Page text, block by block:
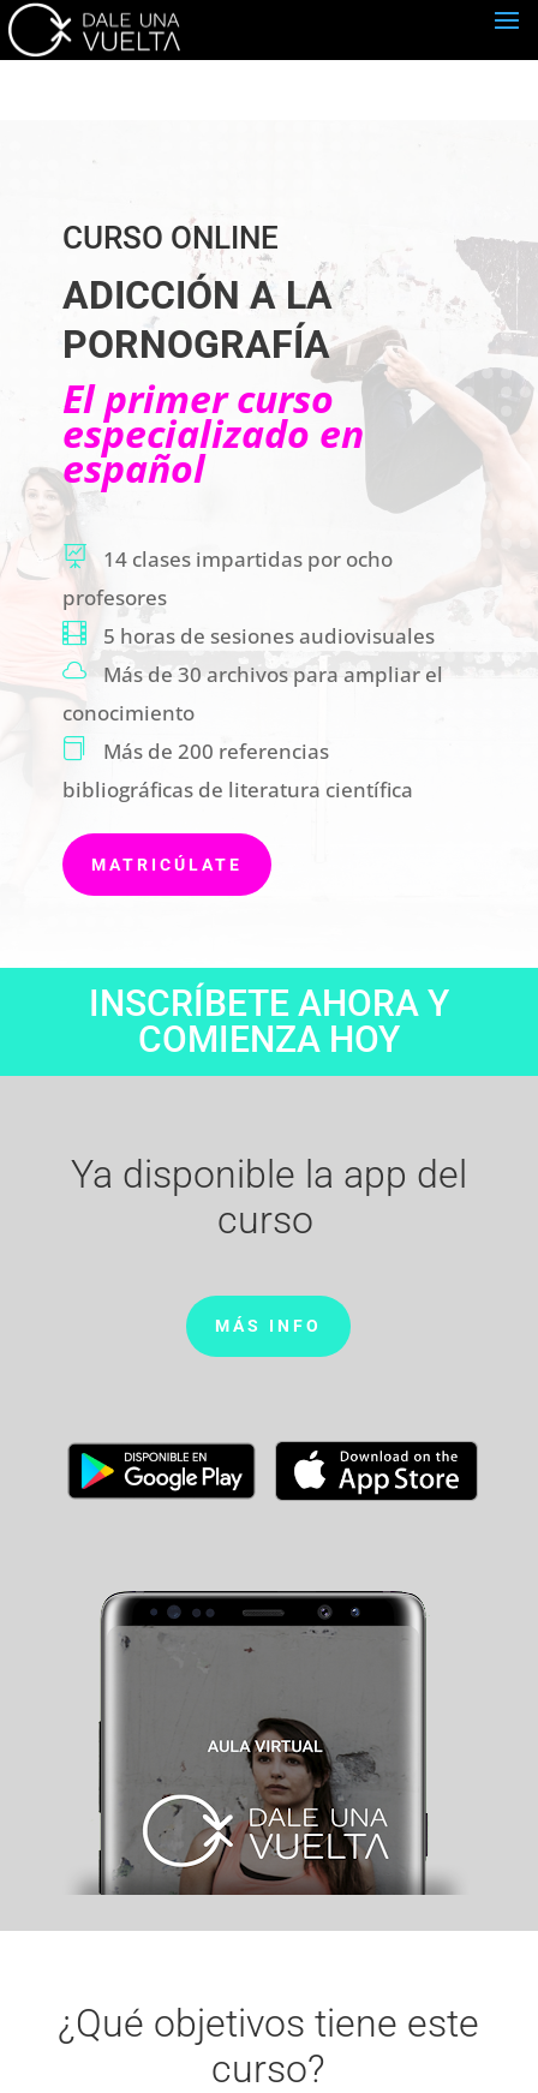
CURSO ONLINE
ADICCIÓN A LA
PORNOGRAFÍA
El primer curso
especializado en
español

14 clases impartidas por ocho
profesores
 5 horas de sesiones audiovisuales

Más de 30 archivos para ampliar el
conocimiento

Más de 200 referencias
bibliográficas de literatura científica
MATRICÚLATE
INSCRÍBETE AHORA Y
COMIENZA HOY
Ya disponible la app del
curso
MÁS INFO
¿Qué objetivos tiene este
curso?